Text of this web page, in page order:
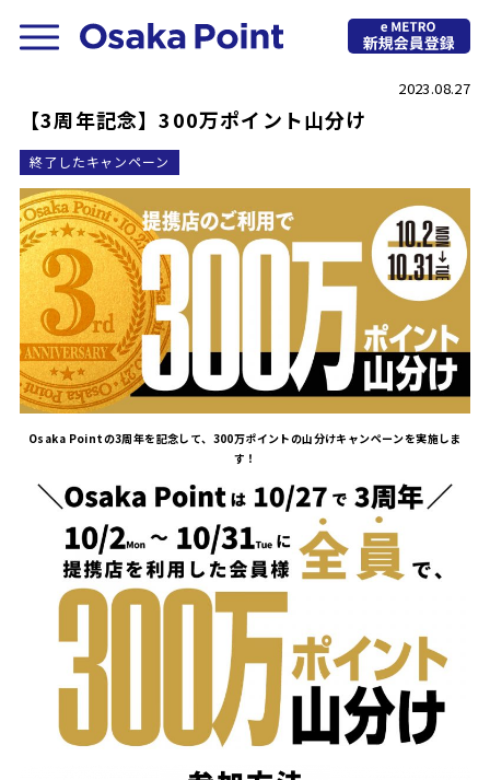
2023.08.27
【3周年記念】300万ポイント山分け
終了したキャンペーン
Osaka Pointの3周年を記念して、300万ポイントの山分けキャンペーンを実施しま
す！